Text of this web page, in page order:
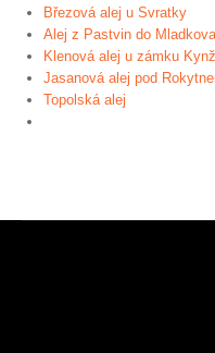
Březová alej u Svratky
Alej z Pastvin do Mladkova
Klenová alej u zámku
Jasanová alej pod
Topolská alej